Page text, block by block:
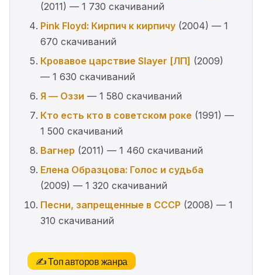
(2011) — 1 730 скачиваний
Pink Floyd: Кирпич к кирпичу (2004) — 1
670 скачиваний
Кровавое царствие Slayer [ЛП] (2009)
— 1 630 скачиваний
Я — Оззи — 1 580 скачиваний
Кто есть кто в советском роке (1991) —
1 500 скачиваний
Вагнер (2011) — 1 460 скачиваний
Елена Образцова: Голос и судьба
(2009) — 1 320 скачиваний
Песни, запрещенные в СССР (2008) — 1
310 скачиваний
✍️ Топ авторов жанра